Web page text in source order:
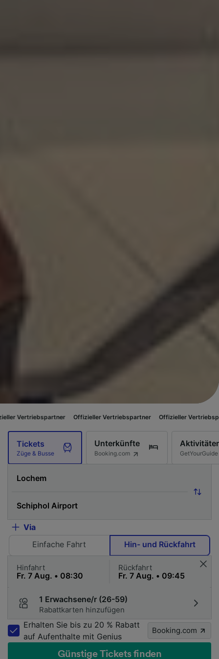
Offizieller Vertriebspartner Offizieller Vertriebspartner
Tickets
Züge & Busse
Unterkünfte
Booking.com GetYourGuide
Via
Einfache Fahrt
Hin- und Rückfahrt
Hinfahrt Rückfahrt
1 Erwachsene/r (26-59)
Rabattkarten hinzufügen
Erhalten Sie bis zu 20 % Rabatt
auf Aufenthalte mit Genius
Booking.com
Günstige Tickets finden